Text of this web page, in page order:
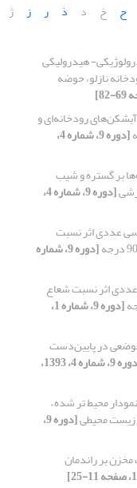
ح خ د ذ ر ز ژ
هیدرولیکی
نازلو، حوضه
رودخانه‌ای و
[دوره 9، شماره 4،
بر گستره و شیب
[دوره 9، شماره 4،
عددی اثر نسبت
[دوره 9، شماره
اثر نسبت شعاع
[دوره 9، شماره 1،
در پایین‌دست
[دوره 9، شماره 4، 1393،
محیط تر شده –
زیست محیطی [دوره 9،
بر راندمان